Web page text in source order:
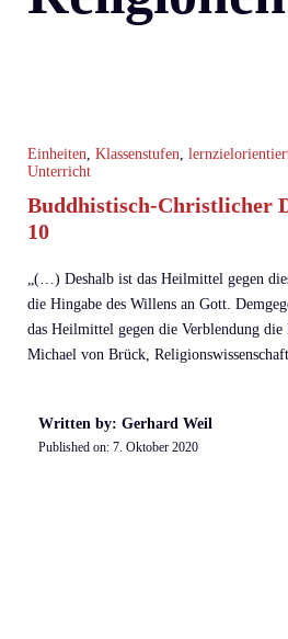
Einheiten, Klassenstufen,
Unterricht
Buddhistisch-Christlicher
10
„(…) Deshalb ist das Heilmittel gegen
die Hingabe des Willens an Gott.
das Heilmittel gegen die Verblendung
Michael von Brück,
Written by: Gerhard Weil
Published on: 7. Oktober 2020